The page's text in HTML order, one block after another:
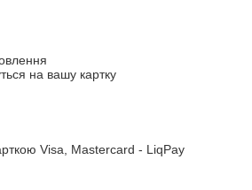
на вашу картку
Visa, Mastercard - LiqPay